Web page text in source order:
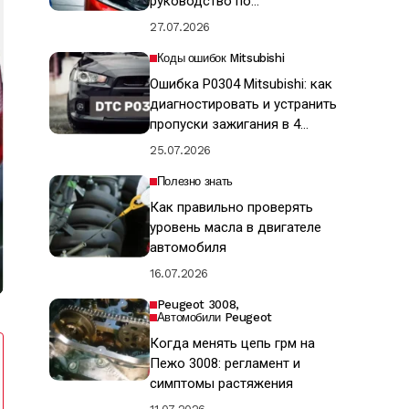
восстановлению ЛКП
27.07.2026
Коды ошибок Mitsubishi
Ошибка P0304 Mitsubishi: как
диагностировать и устранить
пропуски зажигания в 4
цилиндре
25.07.2026
Полезно знать
Как правильно проверять
уровень масла в двигателе
автомобиля
16.07.2026
Peugeot 3008
Автомобили Peugeot
Когда менять цепь грм на
Пежо 3008: регламент и
симптомы растяжения